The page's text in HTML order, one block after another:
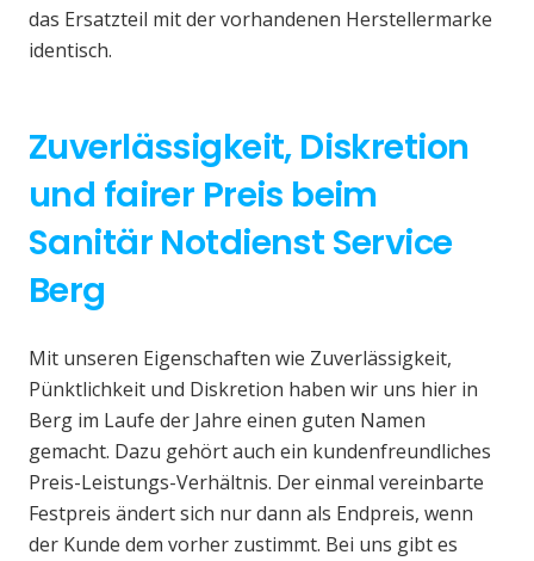
das Ersatzteil mit der vorhandenen Herstellermarke
identisch.
Zuverlässigkeit, Diskretion
und fairer Preis beim
Sanitär Notdienst Service
Berg
Mit unseren Eigenschaften wie Zuverlässigkeit,
Pünktlichkeit und Diskretion haben wir uns hier in
Berg im Laufe der Jahre einen guten Namen
gemacht. Dazu gehört auch ein kundenfreundliches
Preis-Leistungs-Verhältnis. Der einmal vereinbarte
Festpreis ändert sich nur dann als Endpreis, wenn
der Kunde dem vorher zustimmt. Bei uns gibt es